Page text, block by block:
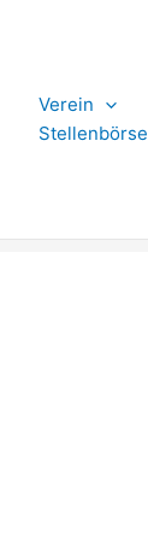
Verein
Stellenbörse